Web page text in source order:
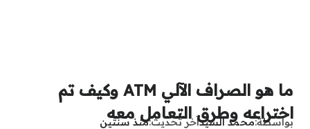
ما هو الصراف الآلي ATM وكيف تم
اختراعه وطرق التعامل معه
بواسطةمحمد السيدآخر تحديثمنذ سنتين